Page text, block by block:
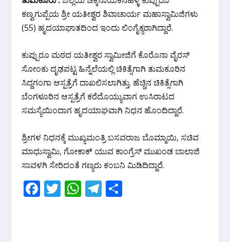
e
b
o
o
k
itt
er
at
s
p
p
e
gr
m
ar
e
ಕಣ್ವಗುಪ್ಪೆಯ ಶ್ರೀ ಯತೀಶ್ವರ ಶಿವಾಚಾರ್ಯ ಮಹಾಸ್ವಾಮಿಜಿಗಳು
(55) ಹೃದಯಾಘಾತದಿಂದ ಇಂದು ಲಿಂಗೈಕ್ಯರಾಗಿದ್ದಾರೆ.
ಕುಪ್ಪುರೂ ಮಠದ ಯತೀಶ್ವರ ಸ್ವಾಮೀಜಿಗೆ ಕೊರೊನಾ ವೈರಸ್
ಸೋಂಕು ದೃಢಪಟ್ಟ ಹಿನ್ನೆಲೆಯಲ್ಲಿ ಚಿಕಿತ್ಸೆಗಾಗಿ ತುಮಕೂರಿನ
ಸಿದ್ದಗಂಗಾ ಆಸ್ಪತ್ರೆಗೆ ದಾಖಲಿಸಲಾಗಿತ್ತು. ಹೆಚ್ಚಿನ ಚಿಕಿತ್ಸೆಗಾಗಿ
ಬೆಂಗಳೂರಿನ ಆಸ್ಪತ್ರೆಗೆ ಕರೆದೊಯ್ಯುವಾಗ ಉಸಿರಾಟದ
ಸಮಸ್ಯೆಯಿಂದಾಗ ಹೃದಯಾಘವಾಗಿ ನಿಧನ ಹೊಂದಿದ್ದಾರೆ.
ಶ್ರೀಗಳ‌‌ ನಿಧನಕ್ಕೆ ಮುಖ್ಯಮಂತ್ರಿ ಬಸವರಾಜ ಬೊಮ್ಮಾಯಿ, ಸಚಿವ
ಮಾಧುಸ್ವಾಮಿ, ಗೋಕಾಕ್ ಯುವ ಕಾಂಗ್ರೆಸ್ ಮುಖಂಡ ಬಾಲಾಜಿ
ಸಾವಳಗಿ ಸೇರಿದಂತೆ ಗಣ್ಯರು ಕಂಬನಿ ಮಿಡಿದಿದ್ದಾರೆ.
F
ac
T
w
W
h
T
el